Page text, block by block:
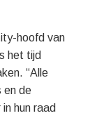
hoofd van
het tijd
“Alle
en de
hun raad